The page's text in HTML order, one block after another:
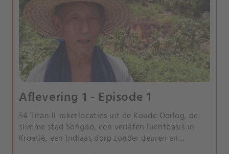
Aflevering 1 - Episode 1
54 Titan II-raketlocaties uit de Koude Oorlog, de
slimme stad Songdo, een verlaten luchtbasis in
Kroatië, een Indiaas dorp zonder deuren en